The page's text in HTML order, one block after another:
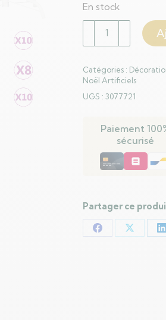
En stock
quantité
de
Noël
artificiel
éclairé
boules
cm
Catégories :
Noël Artificiels
UGS : 3077721
Paiement
sécurisé
Partager ce
Partager